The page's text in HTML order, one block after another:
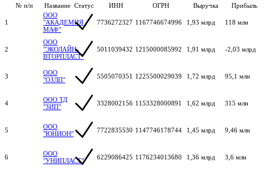
№ п/п Название Статус ИНН ОГРН Выручка Прибыль
1
ООО
"АКАДЕМИЯ
МАФ"
7736272327 1167746674996 1,93 млрд 118 млн
2
ООО
"ЭКОЛАЙН-
ВТОРПЛАСТ"
5011039432 1215000085992 1,91 млрд -2,03 млрд
3
ООО
"ОЗЛП"
5505070351 1225500029039 1,72 млрд 95,1 млн
4
ООО ТД
"ЗИП"
3328002156 1153328000891 1,62 млрд 315 млн
5
ООО
"ЮНИОН"
7722835530 1147746178744 1,45 млрд 9,46 млн
6
ООО
"УНИПЛАСТ"
6229086425 1176234013680 1,36 млрд 3,6 млн